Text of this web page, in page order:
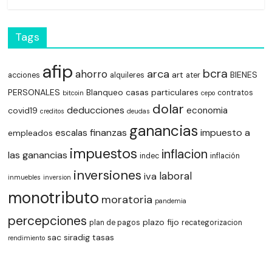
Tags
acciones afip ahorro alquileres arca art ater bcra BIENES
PERSONALES bitcoin Blanqueo casas particulares cepo contratos
covid19 creditos deducciones deudas dolar economia
empleados escalas finanzas ganancias impuesto a
las ganancias impuestos indec inflacion inflación
inmuebles inversion inversiones iva laboral
monotributo moratoria pandemia
percepciones plan de pagos plazo fijo recategorizacion
rendimiento sac siradig tasas